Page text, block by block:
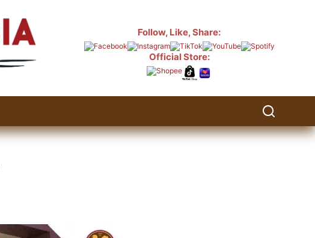
Follow, Like, Share:
Official Store: